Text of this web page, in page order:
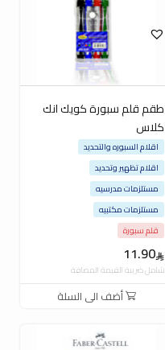
طقم قلم سبورة كويك انك
كلاس
11.90
اقلام السبوره والتحديد
اقلام تظهير وتحديد
مستلزمات مدرسيه
مستلزمات مكتبيه
قلم سبورة
شامل ضريبة القيمة المضافة
أضف الى السلة